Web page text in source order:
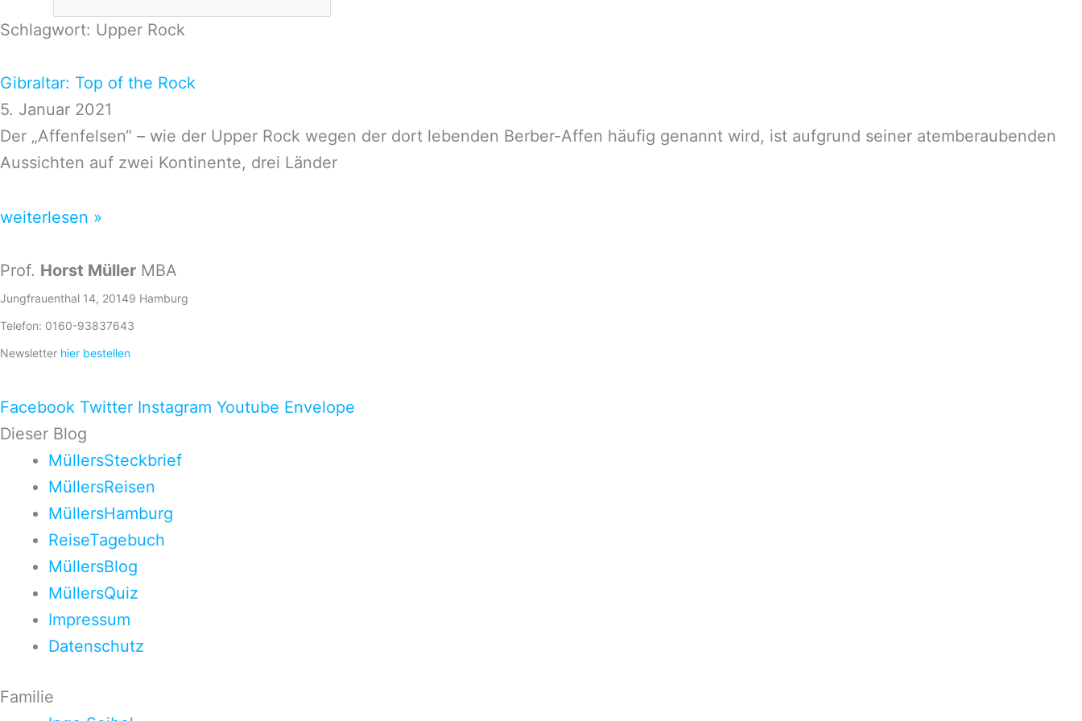
Schlagwort: Upper Rock
Gibraltar: Top of the Rock
5. Januar 2021
Der „Affenfelsen“ – wie der Upper Rock wegen der dort lebenden Berber-Affen häufig genannt wird, ist aufgrund seiner atemberaubenden
Aussichten auf zwei Kontinente, drei Länder
weiterlesen »
Prof. Horst Müller MBA
Jungfrauenthal 14, 20149 Hamburg
Telefon: 0160-93837643
Newsletter hier bestellen
Facebook Twitter Instagram Youtube Envelope
Dieser Blog
MüllersSteckbrief
MüllersReisen
MüllersHamburg
ReiseTagebuch
MüllersBlog
MüllersQuiz
Impressum
Datenschutz
Familie